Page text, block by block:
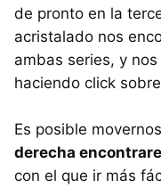
de pronto en la
acristalado nos
ambas series, y
haciendo click
Es posible
derecha
con el que ir más